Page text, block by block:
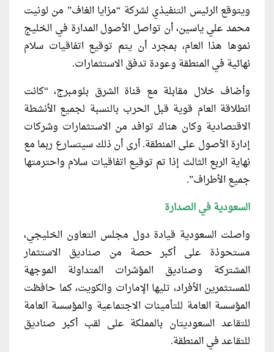
ويتوقع الرئيس التنفيذي لشركة “مزايا الغاف” من لونيت
محمد علي ياسين، أن تواصل الأصول المدارة في الخليج
نموها هذا العام، بمجرد أن يتم توقيع اتفاقيات سلام
نهائية في المنطقة وعودة تدفق الاستثمارات.
وأضاف خلال مقابلة مع قناة الشرق بلومبرج، “كانت
انطلاقة العام قوية قبل الحرب بالنسبة لجميع الأنشطة
الاقتصادية وكان هناك توافد من الاستثمارات وشركات
إدارة الأصول على المنطقة. أرى أن ذلك سيتسارع ربما مع
نهاية الربع الثالث إذا تم توقيع اتفاقيات سلام واحترمتها
جميع الأطراف”.
السعودية في الصدارة
واصلت السعودية قيادة دول مجلس التعاون الخليجي،
مستحوذة على أكبر حصة من صناديق الاستثمار
المشتركة وصناديق المؤشرات المتداولة الموجهة
للمستثمرين الأفراد، تليها الإمارات والكويت، كما حافظت
المؤسسة العامة للتأمينات الاجتماعية والمؤسسة العامة
للتقاعد السعوديتان بالمملكة على لقب أكبر صناديق
للتقاعد في المنطقة.